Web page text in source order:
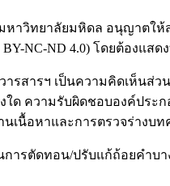
าวิทยาลัยมหิดล อนุญาตให้
BY-NC-ND 4.0) โดยต้อง
รสารฯ เป็นความคิดเห็นส่
ด ความรับผิดชอบองค์ประ
เนื้อหาและการตรวจร่างบ
ารตัดทอน/ปรับแก้ถ้อยคำบา